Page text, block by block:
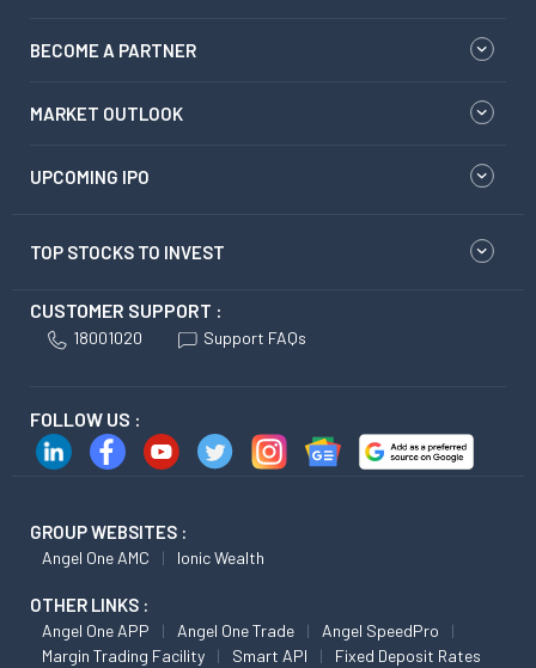
BECOME A PARTNER
MARKET OUTLOOK
UPCOMING IPO
TOP STOCKS TO INVEST
CUSTOMER SUPPORT :
18001020 Support FAQs
FOLLOW US :
GROUP WEBSITES :
Angel One AMC Ionic Wealth
OTHER LINKS :
Angel One APP Angel One Trade
Angel SpeedPro
Margin Trading Facility
Smart API Fixed Deposit Rates